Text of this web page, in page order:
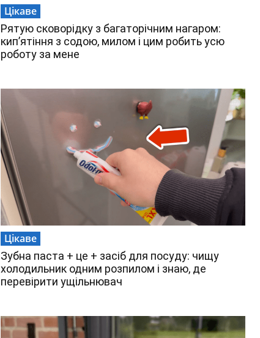
Цікаве
Рятую сковорідку з багаторічним нагаром:
кип’ятіння з содою, милом і цим робить усю
роботу за мене
Цікаве
Зубна паста + це + засіб для посуду: чищу
холодильник одним розпилом і знаю, де
перевірити ущільнювач